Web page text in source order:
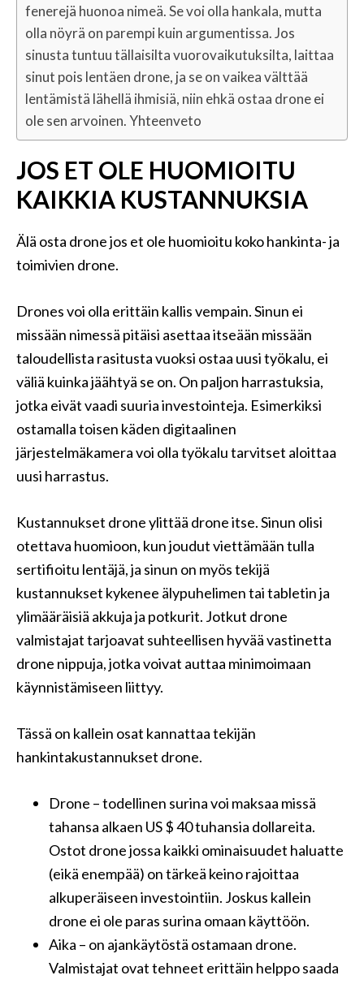
fenerejä huonoa nimeä. Se voi olla hankala, mutta
olla nöyrä on parempi kuin argumentissa. Jos
sinusta tuntuu tällaisilta vuorovaikutuksilta, laittaa
sinut pois lentäen drone, ja se on vaikea välttää
lentämistä lähellä ihmisiä, niin ehkä ostaa drone ei
ole sen arvoinen. Yhteenveto
JOS ET OLE HUOMIOITU
KAIKKIA KUSTANNUKSIA
Älä osta drone jos et ole huomioitu koko hankinta- ja
toimivien drone.
Drones voi olla erittäin kallis vempain. Sinun ei
missään nimessä pitäisi asettaa itseään missään
taloudellista rasitusta vuoksi ostaa uusi työkalu, ei
väliä kuinka jäähtyä se on. On paljon harrastuksia,
jotka eivät vaadi suuria investointeja. Esimerkiksi
ostamalla toisen käden digitaalinen
järjestelmäkamera voi olla työkalu tarvitset aloittaa
uusi harrastus.
Kustannukset drone ylittää drone itse. Sinun olisi
otettava huomioon, kun joudut viettämään tulla
sertifioitu lentäjä, ja sinun on myös tekijä
kustannukset kykenee älypuhelimen tai tabletin ja
ylimääräisiä akkuja ja potkurit. Jotkut drone
valmistajat tarjoavat suhteellisen hyvää vastinetta
drone nippuja, jotka voivat auttaa minimoimaan
käynnistämiseen liittyy.
Tässä on kallein osat kannattaa tekijän
hankintakustannukset drone.
Drone – todellinen surina voi maksaa missä
tahansa alkaen US $ 40 tuhansia dollareita.
Ostot drone jossa kaikki ominaisuudet haluatte
(eikä enempää) on tärkeä keino rajoittaa
alkuperäiseen investointiin. Joskus kallein
drone ei ole paras surina omaan käyttöön.
Aika – on ajankäytöstä ostamaan drone.
Valmistajat ovat tehneet erittäin helppo saada